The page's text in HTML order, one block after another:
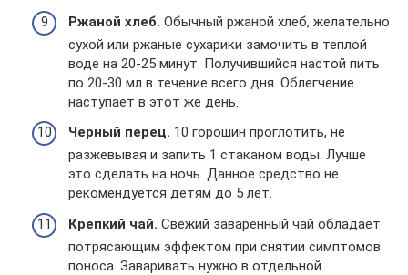
Ржаной хлеб. Обычный ржаной хлеб, желательно
сухой или ржаные сухарики замочить в теплой
воде на 20-25 минут. Получившийся настой пить
по 20-30 мл в течение всего дня. Облегчение
наступает в этот же день.
Черный перец. 10 горошин проглотить, не
разжевывая и запить 1 стаканом воды. Лучше
это сделать на ночь. Данное средство не
рекомендуется детям до 5 лет.
Крепкий чай. Свежий заваренный чай обладает
потрясающим эффектом при снятии симптомов
поноса. Заваривать нужно в отдельной